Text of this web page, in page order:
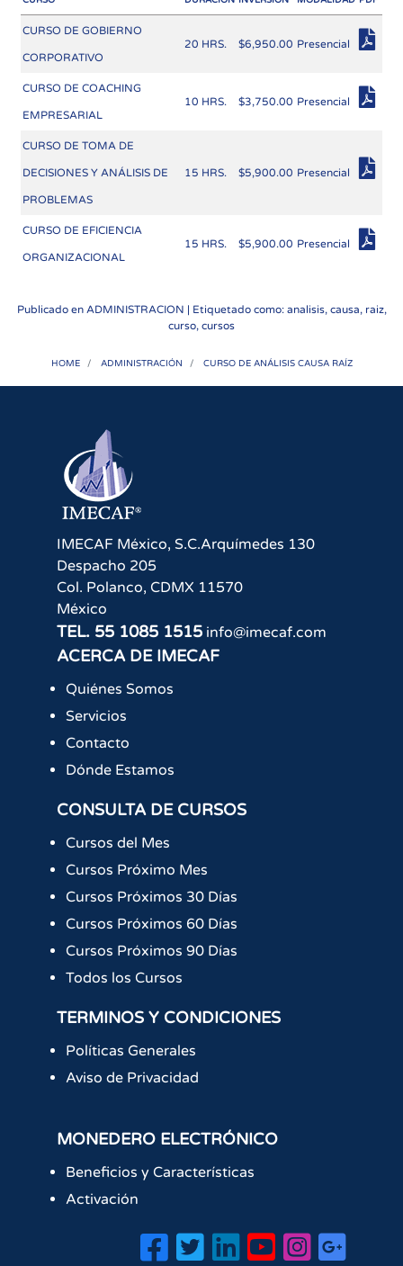
CURSO DE GOBIERNO
CORPORATIVO
20 HRS. $6,950.00 Presencial
CURSO DE COACHING
EMPRESARIAL
10 HRS. $3,750.00 Presencial
CURSO DE TOMA DE
DECISIONES Y ANÁLISIS DE
PROBLEMAS
15 HRS. $5,900.00 Presencial
CURSO DE EFICIENCIA
ORGANIZACIONAL
15 HRS. $5,900.00 Presencial
Publicado en ADMINISTRACION | Etiquetado como: analisis, causa, raiz,
curso, cursos
HOME ADMINISTRACIÓN CURSO DE ANÁLISIS CAUSA RAÍZ
IMECAF México, S.C.Arquímedes 130
Despacho 205
Col. Polanco, CDMX 11570
México
TEL. 55 1085 1515 info@imecaf.com
ACERCA DE IMECAF
Quiénes Somos
Servicios
Contacto
Dónde Estamos
CONSULTA DE CURSOS
Cursos del Mes
Cursos Próximo Mes
Cursos Próximos 30 Días
Cursos Próximos 60 Días
Cursos Próximos 90 Días
Todos los Cursos
TERMINOS Y CONDICIONES
Políticas Generales
Aviso de Privacidad
MONEDERO ELECTRÓNICO
Beneficios y Características
Activación